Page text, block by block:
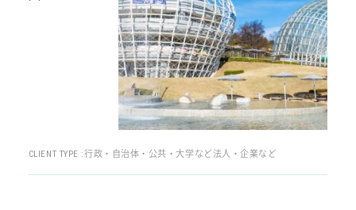
CLIENT TYPE :行政・自治体・公共・大学など法人・企業など